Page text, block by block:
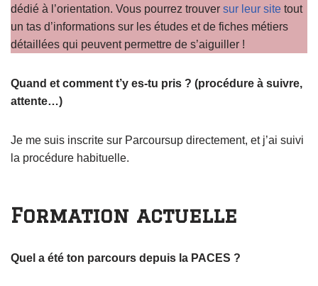
dédié à l’orientation. Vous pourrez trouver sur leur site tout
un tas d’informations sur les études et de fiches métiers
détaillées qui peuvent permettre de s’aiguiller !
Quand et comment t’y es-tu pris ? (procédure à suivre,
attente…)
Je me suis inscrite sur Parcoursup directement, et j’ai suivi
la procédure habituelle.
Formation actuelle
Quel a été ton parcours depuis la PACES ?